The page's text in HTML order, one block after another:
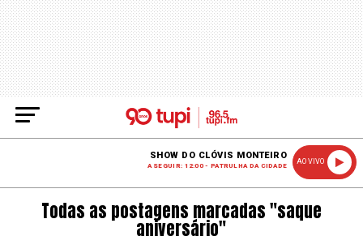
SHOW DO CLÓVIS MONTEIRO
A SEGUIR: 12:00 - PATRULHA DA CIDADE
AO VIVO
Todas as postagens marcadas "saque
aniversário"